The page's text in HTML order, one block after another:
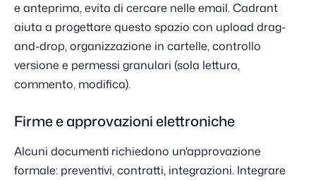
e anteprima, evita di cercare nelle email. Cadrant
aiuta a progettare questo spazio con upload drag-
and-drop, organizzazione in cartelle, controllo
versione e permessi granulari (sola lettura,
commento, modifica).
Firme e approvazioni elettroniche
Alcuni documenti richiedono un'approvazione
formale: preventivi, contratti, integrazioni. Integrare